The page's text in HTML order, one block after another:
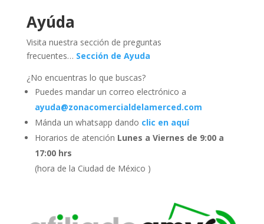
Ayúda
Visita nuestra sección de preguntas
frecuentes… Sección de Ayuda
¿No encuentras lo que buscas?
Puedes mandar un correo electrónico a
ayuda@zonacomercialdelamerced.com
Mánda un whatsapp dando clic en aquí
Horarios de atención Lunes a Viernes de 9:00 a
17:00 hrs
(hora de la Ciudad de México )